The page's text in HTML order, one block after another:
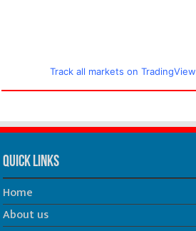
Track all markets on TradingView
Quick Links
Home
About us